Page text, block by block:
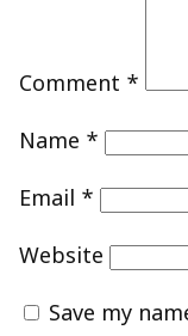
Comment *
Name *
Email *
Website
Save my